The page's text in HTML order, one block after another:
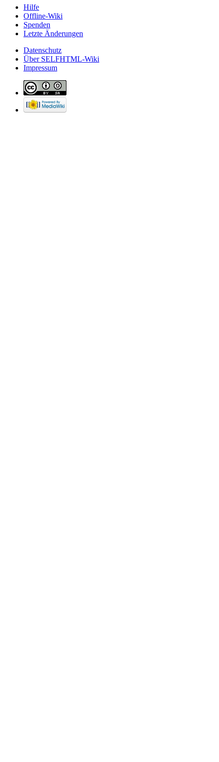
Hilfe
Offline-Wiki
Spenden
Letzte Änderungen
Datenschutz
Über SELFHTML-Wiki
Impressum